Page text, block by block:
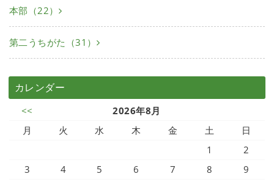
本部（22）
第二うちがた（31）
カレンダー
<<
2026年8月
月
火 水 木 金 土
日
1
2
3
4 5 6 7 8
9